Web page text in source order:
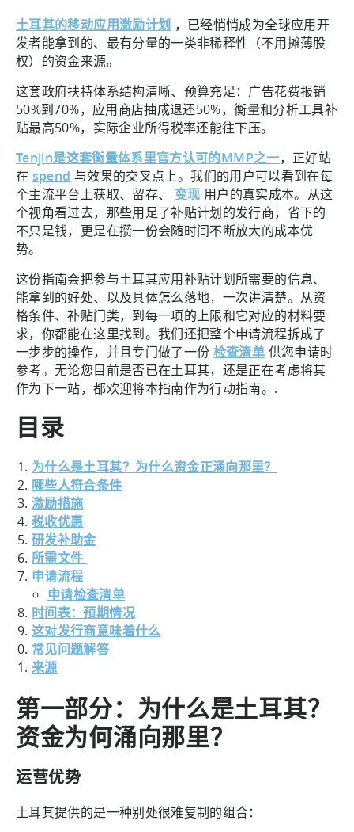
土耳其的移动应用激励计划 ，已经悄悄成为全球应用开
发者能拿到的、最有分量的一类非稀释性（不用摊薄股
权）的资金来源。
这套政府扶持体系结构清晰、预算充足：广告花费报销
50%到70%，应用商店抽成退还50%，衡量和分析工具补
贴最高50%，实际企业所得税率还能往下压。
Tenjin是这套衡量体系里官方认可的MMP之一，正好站
在 spend 与效果的交叉点上。我们的用户可以看到在每
个主流平台上获取、留存、 变现 用户的真实成本。从这
个视角看过去，那些用足了补贴计划的发行商，省下的
不只是钱，更是在攒一份会随时间不断放大的成本优
势。
这份指南会把参与土耳其应用补贴计划所需要的信息、
能拿到的好处、以及具体怎么落地，一次讲清楚。从资
格条件、补贴门类，到每一项的上限和它对应的材料要
求，你都能在这里找到。我们还把整个申请流程拆成了
一步步的操作，并且专门做了一份 检查清单 供您申请时
参考。无论您目前是否已在土耳其，还是正在考虑将其
作为下一站，都欢迎将本指南作为行动指南。.
目录
为什么是土耳其？为什么资金正涌向那里？
哪些人符合条件
激励措施
税收优惠
研发补助金
所需文件
申请流程
申请检查清单
时间表：预期情况
这对发行商意味着什么
常见问题解答
来源
第一部分：为什么是土耳其？
资金为何涌向那里？
运营优势
土耳其提供的是一种别处很难复制的组合：